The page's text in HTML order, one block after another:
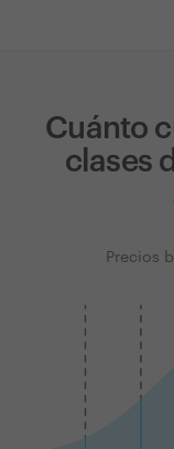
Cuánto
clases
Precios